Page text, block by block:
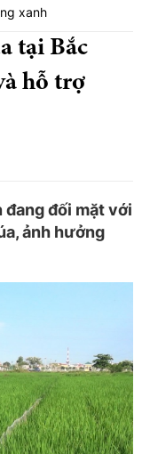
xanh
tại Bắc
hỗ trợ
đang đối mặt với
ảnh hưởng